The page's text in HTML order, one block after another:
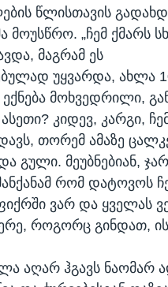
წლისთავის
მოუსწრო. „ჩემ ქმარს
მაგრამ ეს
უყვარდა, ახლა
ექნება მოხვედრილი,
კიდევ, კარგი,
თორემ ამაზე
გული. მეუბნებიან,
რომ დატოვოს
ვარ და ყველას
როგორც გინდათ,
აღარ ჰგავს ნაომარ